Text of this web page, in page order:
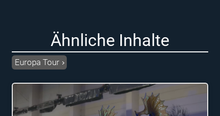
Ähnliche Inhalte
Europa Tour